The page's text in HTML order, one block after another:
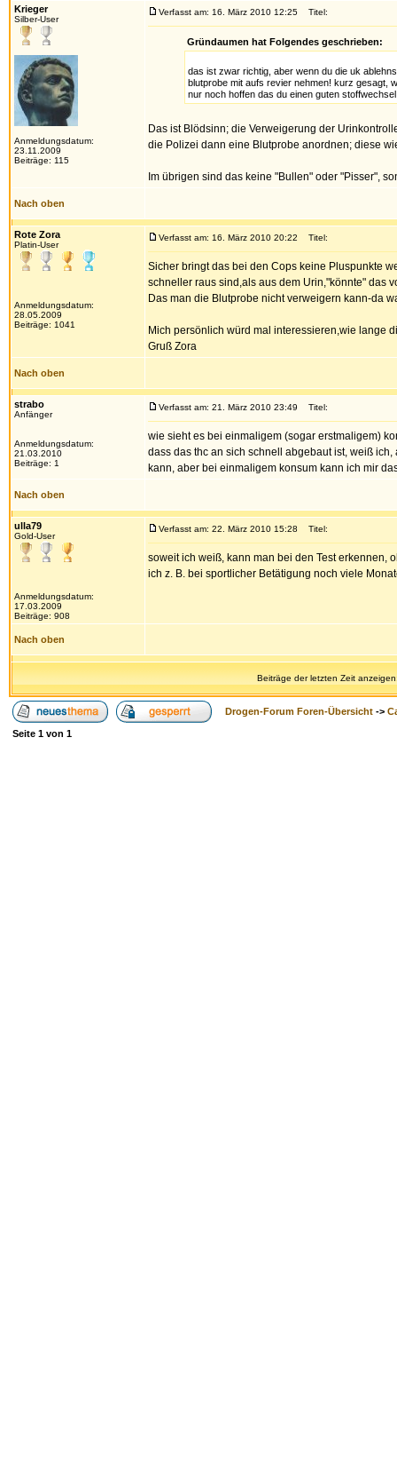
Krieger
Silber-User
Anmeldungsdatum:
23.11.2009
Beiträge: 115
Verfasst am: 16. März 2010 12:25 Titel:
Gründaumen hat Folgendes geschrieben:
das ist zwar richtig, aber wenn du die uk
blutprobe mit aufs revier nehmen! kurz gesagt,
nur noch hoffen das du einen guten
Das ist Blödsinn; die Verweigerung der
die Polizei dann eine Blutprobe anordnen; diese
Im übrigen sind das keine "Bullen" oder "Pisser",
Nach oben
Rote Zora
Platin-User
Anmeldungsdatum:
28.05.2009
Beiträge: 1041
Verfasst am: 16. März 2010 20:22 Titel:
Sicher bringt das bei den Cops keine Pluspunkte
schneller raus sind,als aus dem Urin,"könnte" das
Das man die Blutprobe nicht verweigern kann-da
Mich persönlich würd mal interessieren,wie lange
Gruß Zora
Nach oben
strabo
Anfänger
Anmeldungsdatum:
21.03.2010
Beiträge: 1
Verfasst am: 21. März 2010 23:49 Titel:
wie sieht es bei einmaligem (sogar erstmaligem)
dass das thc an sich schnell abgebaut ist, weiß
kann, aber bei einmaligem konsum kann ich mir
Nach oben
ulla79
Gold-User
Anmeldungsdatum:
17.03.2009
Beiträge: 908
Verfasst am: 22. März 2010 15:28 Titel:
soweit ich weiß, kann man bei den Test erkennen,
ich z. B. bei sportlicher Betätigung noch viele
Nach oben
Beiträge der letzten Zeit
Drogen-Forum Foren-Übersicht ->
Seite 1 von 1